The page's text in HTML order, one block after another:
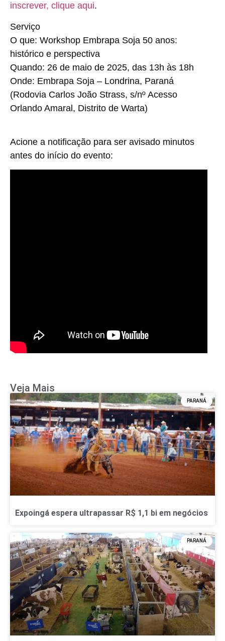
inscrever, clique aqui.
Serviço
O que: Workshop Embrapa Soja 50 anos:
histórico e perspectiva
Quando: 26 de maio de 2025, das 13h às 18h
Onde: Embrapa Soja – Londrina, Paraná
(Rodovia Carlos João Strass, s/nº Acesso
Orlando Amaral, Distrito de Warta)
Acione a notificação para ser avisado minutos
antes do início do evento:
Veja Mais
PARANÁ
Expoingá espera ultrapassar R$ 1,1 bi em negócios
PARANÁ